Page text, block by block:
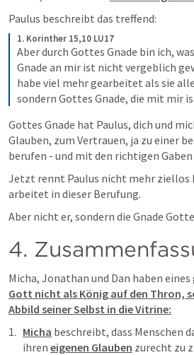
Paulus beschreibt das treffend:
1. Korinther 15,10 LU17
Aber durch Gottes Gnade bin ich,
Gnade an mir ist nicht vergeblich
habe viel mehr gearbeitet als sie
sondern Gottes Gnade, die mit mir
Gottes Gnade hat Paulus, dich und
Glauben, zum Vertrauen, ja zu einer
berufen - und mit den richtigen
Jetzt rennt Paulus nicht mehr ziellos
arbeitet in dieser Berufung.
Aber nicht er, sondern die Gnade
4.
Micha, Jonathan und Dan haben
Gott nicht als König auf den Thron,
Abbild seiner Selbst in die Vitrine:
Micha beschreibt, dass Menschen
ihren eigenen Glauben zurecht zu